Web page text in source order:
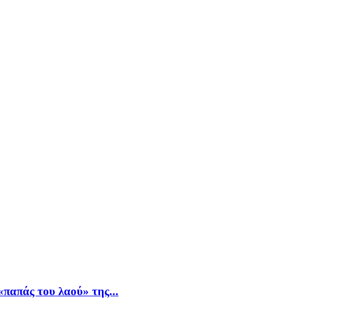
του λαού» της...